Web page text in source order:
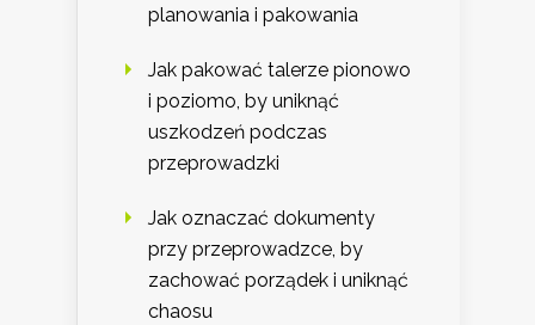
planowania i pakowania
Jak pakować talerze pionowo
i poziomo, by uniknąć
uszkodzeń podczas
przeprowadzki
Jak oznaczać dokumenty
przy przeprowadzce, by
zachować porządek i uniknąć
chaosu